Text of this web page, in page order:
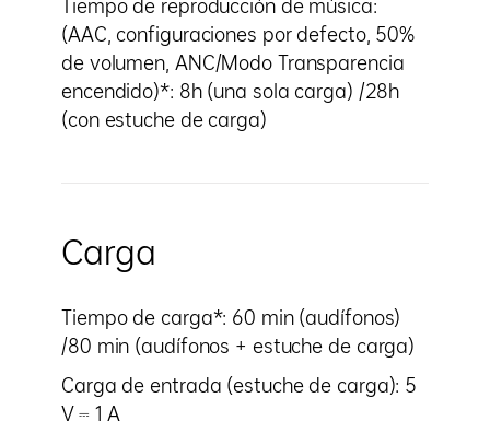
Tiempo de reproducción de música:
(AAC, configuraciones por defecto, 50%
de volumen, ANC/Modo Transparencia
encendido)*: 8h (una sola carga) /28h
(con estuche de carga)
Carga
Tiempo de carga*: 60 min (audífonos)
/80 min (audífonos + estuche de carga)
Carga de entrada (estuche de carga): 5
V ⎓ 1 A